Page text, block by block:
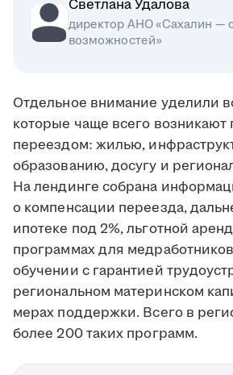
Светлана Удалова
директор АНО «Сахалин —
возможностей»
Отдельное внимание уделили
которые чаще всего возникают
переездом: жилью,
образованию, досугу и
На лендинге собрана
о компенсации переезда,
ипотеке под 2%, льготной
программах для
обучении с гарантией
региональном материнском
мерах поддержки. Всего в
более 200 таких программ.